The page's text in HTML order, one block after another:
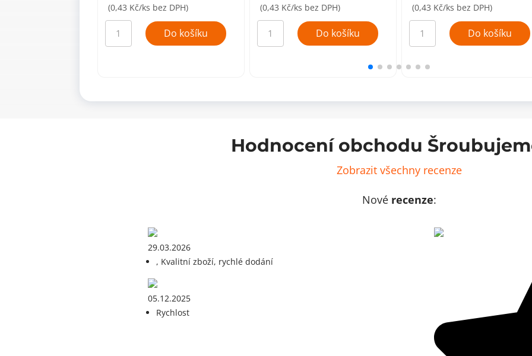
(0,43 Kč/ks bez DPH)
Samolepící
krytka
14mm
(25ks/arch)
Do košíku
(0,43 Kč/ks bez DPH)
Samolepicí
krytka
14mm
(25ks/arch)
Do košíku
(0,43 Kč/ks bez DPH)
Samolepicí
krytka
14mm
(25ks/arch)
098
množství
Do košíku
Hodnocení obchodu
Zobrazit všechny recenze
Nové recenze:
29.03.2026
, Kvalitní zboží, rychlé dodání
05.12.2025
Rychlost